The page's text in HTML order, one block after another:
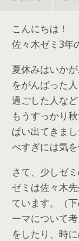
こんにちは！
佐々木ゼミ3年
夏休みはいか
をがんばった
過ごした人な
もうすっかり
ぱい出てきま
べすぎには気
さて、少しゼ
ゼミは佐々木
ています。（
ーマについて
をしたり、時